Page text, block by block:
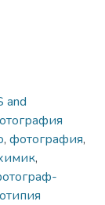
and
, фотография,
,